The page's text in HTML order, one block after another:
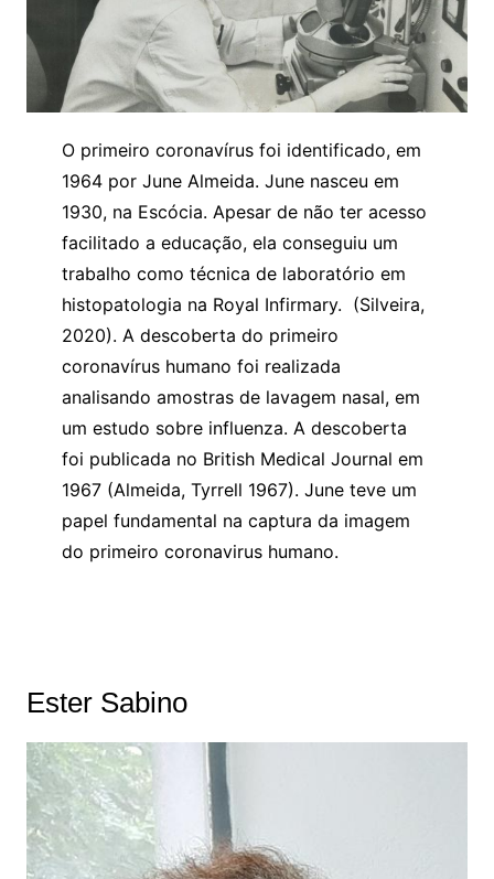
O primeiro coronavírus foi identificado, em
1964 por June Almeida. June nasceu em
1930, na Escócia. Apesar de não ter acesso
facilitado a educação, ela conseguiu um
trabalho como técnica de laboratório em
histopatologia na Royal Infirmary. (Silveira,
2020). A descoberta do primeiro
coronavírus humano foi realizada
analisando amostras de lavagem nasal, em
um estudo sobre influenza. A descoberta
foi publicada no British Medical Journal em
1967 (Almeida, Tyrrell 1967). June teve um
papel fundamental na captura da imagem
do primeiro coronavirus humano.
Ester Sabino